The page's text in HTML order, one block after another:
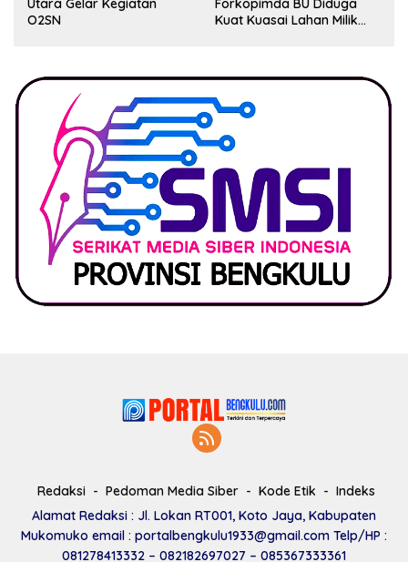
Utara Gelar Kegiatan
O2SN
Forkopimda BU Diduga
Kuat Kuasai Lahan Milik
Redaksi Pedoman Media Siber Kode Etik
Indeks
Alamat Redaksi : Jl. Lokan RT001, Koto Jaya, Kabupaten
Mukomuko email : portalbengkulu1933@gmail.com Telp/HP :
081278413332 – 082182697027 – 085367333361